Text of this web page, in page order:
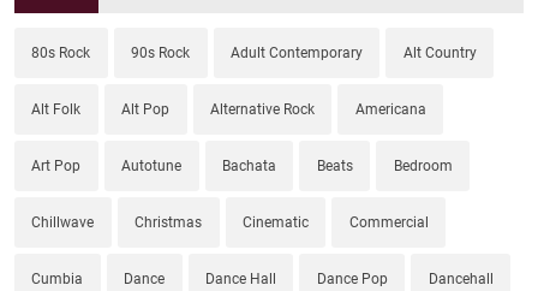
80s Rock 90s Rock Adult Contemporary Alt Country
Alt Folk Alt Pop Alternative Rock Americana
Art Pop Autotune Bachata Beats Bedroom
Chillwave Christmas Cinematic Commercial
Cumbia Dance Dance Hall Dance Pop Dancehall